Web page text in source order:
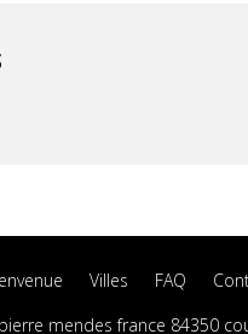
Villes FAQ
mendes france 84350